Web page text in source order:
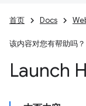
首页 Docs
该内容对您有帮助吗？
Launch